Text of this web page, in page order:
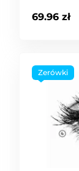
69.96 zł
Zerówki